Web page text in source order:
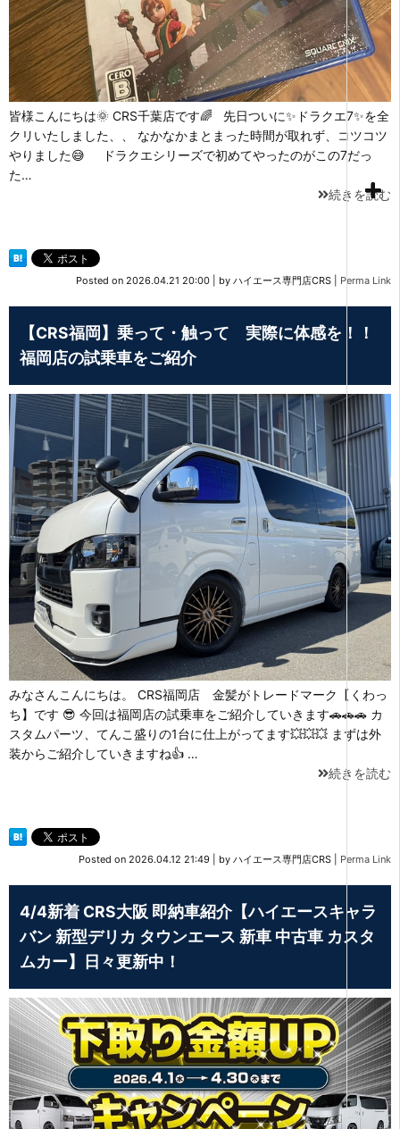
皆様こんにちは🌞 CRS千葉店です🌈 先日ついに✨ドラクエ7✨を全
クリいたしました、、 なかなかまとまった時間が取れず、コツコツ
やりました😅 ドラクエシリーズで初めてやったのがこの7だっ
た…
続きを読む
Posted on 2026.04.21 20:00 by ハイエース専門店CRS Perma Link
【CRS福岡】乗って・触って 実際に体感を！！
福岡店の試乗車をご紹介
みなさんこんにちは。 CRS福岡店 金髪がトレードマーク【くわっ
ち】です 😎 今回は福岡店の試乗車をご紹介していきます🚗🚗🚗 カ
スタムパーツ、てんこ盛りの1台に仕上がってます💥💥💥 まずは外
装からご紹介していきますね👍 …
続きを読む
Posted on 2026.04.12 21:49 by ハイエース専門店CRS Perma Link
4/4新着 CRS大阪 即納車紹介【ハイエースキャラ
バン 新型デリカ タウンエース 新車 中古車 カスタ
ムカー】日々更新中！